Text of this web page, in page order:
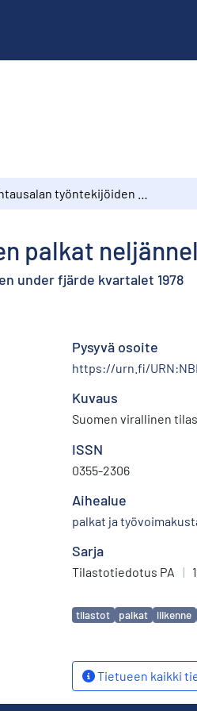
palkat
under fjärde kvartalet 1978
Pysyvä osoite
https://urn.fi/
Kuvaus
Suomen virallinen
ISSN
0355-2306
Aihealue
palkat ja
Sarja
Tilastotiedotus PA |
Avainsanat
tilastot palkat liikenne
Tietueen kaikki